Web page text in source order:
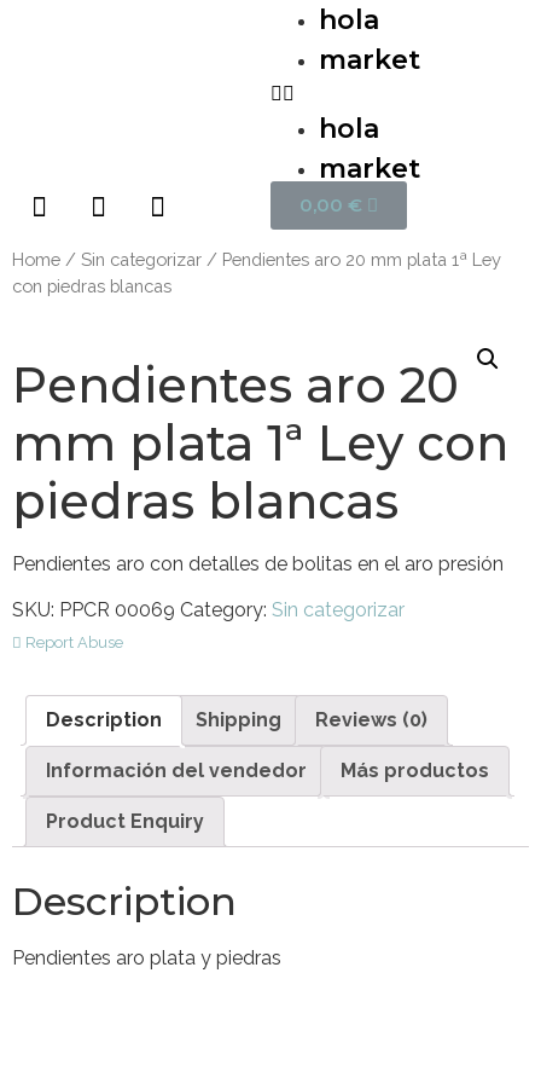
hola
market
hola
market
0,00 €
Home / Sin categorizar / Pendientes aro 20 mm plata 1ª Ley
con piedras blancas
Pendientes aro 20
mm plata 1ª Ley con
piedras blancas
Pendientes aro con detalles de bolitas en el aro presión
SKU: PPCR 00069 Category: Sin categorizar
Report Abuse
Description Shipping Reviews (0)
Información del vendedor Más productos
Product Enquiry
Description
Pendientes aro plata y piedras